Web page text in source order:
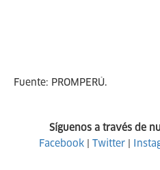
Fuente: PROMPERÚ.
Síguenos a través de
Facebook| Twitter|